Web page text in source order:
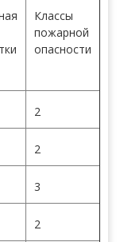
Классы
пожарной
опасности
2
2
3
2